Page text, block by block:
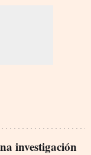
investigación